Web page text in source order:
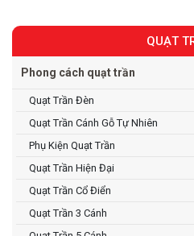
QUẠT
Phong cách quạt trần
Quạt Trần Đèn
Quạt Trần Cánh Gỗ Tự Nhiên
Phụ Kiện Quạt Trần
Quạt Trần Hiện Đại
Quạt Trần Cổ Điển
Quạt Trần 3 Cánh